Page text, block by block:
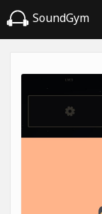
SoundGym